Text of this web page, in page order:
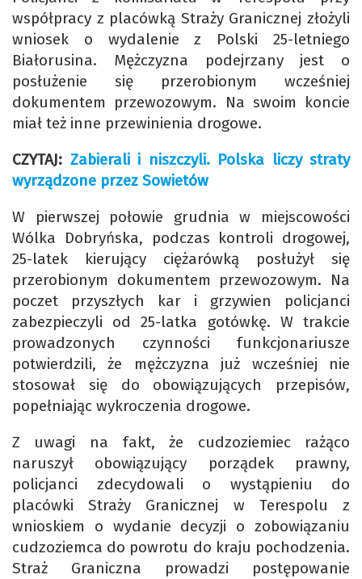
współpracy z placówką Straży Granicznej złożyli
wniosek o wydalenie z Polski 25-letniego
Białorusina. Mężczyzna podejrzany jest o
posłużenie się przerobionym wcześniej
dokumentem przewozowym. Na swoim koncie
miał też inne przewinienia drogowe.
CZYTAJ: Zabierali i niszczyli. Polska liczy straty
wyrządzone przez Sowietów
W pierwszej połowie grudnia w miejscowości
Wólka Dobryńska, podczas kontroli drogowej,
25-latek kierujący ciężarówką posłużył się
przerobionym dokumentem przewozowym. Na
poczet przyszłych kar i grzywien policjanci
zabezpieczyli od 25-latka gotówkę. W trakcie
prowadzonych czynności funkcjonariusze
potwierdzili, że mężczyzna już wcześniej nie
stosował się do obowiązujących przepisów,
popełniając wykroczenia drogowe.
Z uwagi na fakt, że cudzoziemiec rażąco
naruszył obowiązujący porządek prawny,
policjanci zdecydowali o wystąpieniu do
placówki Straży Granicznej w Terespolu z
wnioskiem o wydanie decyzji o zobowiązaniu
cudzoziemca do powrotu do kraju pochodzenia.
Straż Graniczna prowadzi postępowanie